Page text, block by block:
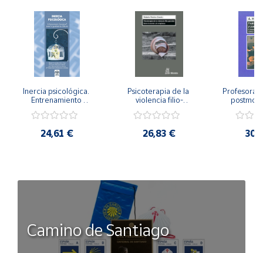
Inercia psicológica.
Entrenamiento
Igualdad de Género.
24,61 €
Psicoterapia de la
violencia filio-
secreto y la
26,83 €
Camino de Santiago